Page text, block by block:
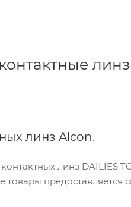
линз Alcon.
линз DAILIES
предоставляется